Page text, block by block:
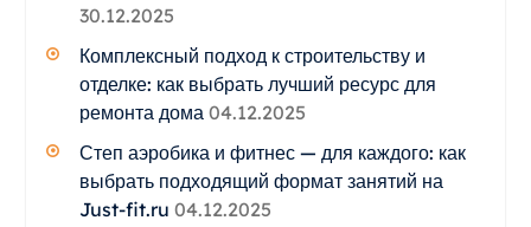
30.12.2025
Комплексный подход к строительству и
отделке: как выбрать лучший ресурс для
ремонта дома 04.12.2025
Степ аэробика и фитнес — для каждого: как
выбрать подходящий формат занятий на
Just-fit.ru 04.12.2025